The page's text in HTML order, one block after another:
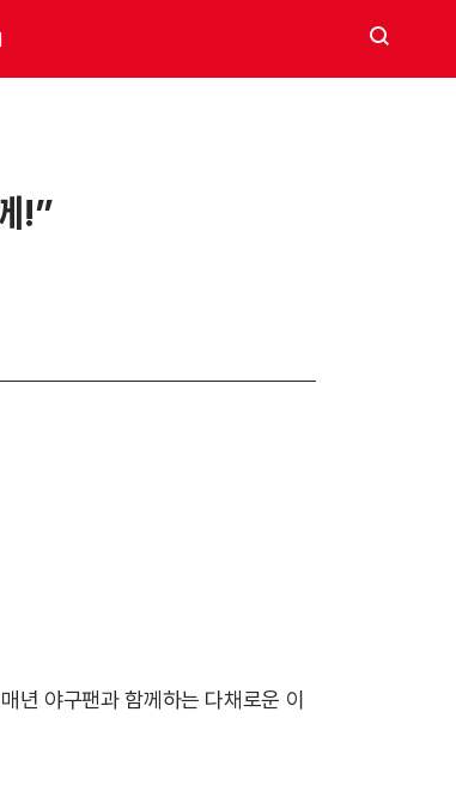
검색
!”
년 야구팬과 함께하는 다채로운 이